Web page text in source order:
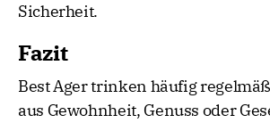
Sicherheit.
Fazit
Best Ager trinken häufig
aus Gewohnheit, Genuss oder